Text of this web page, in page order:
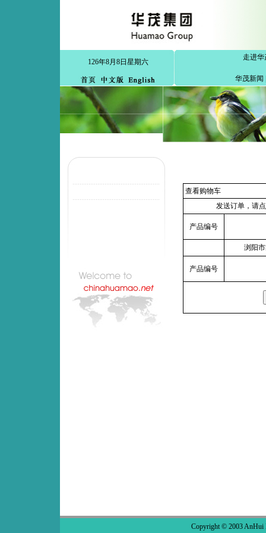
126年8月8日星期六
走进华
华茂新闻
查看购物车
发送订单，请
产品编号
浏阳
产品编号
Copyright © 2003 AnHui